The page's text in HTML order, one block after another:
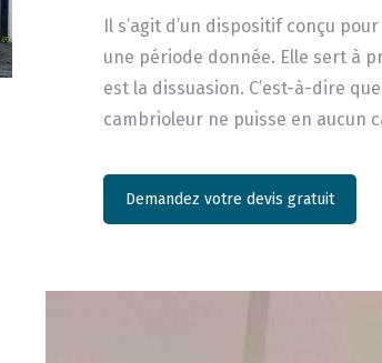
Il s’agit d’un dispositif conçu
une période donnée. Elle sert à
est la dissuasion. C’est-à-dire
cambrioleur ne puisse en aucun
Demandez votre devis gratuit